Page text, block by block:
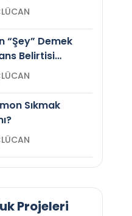
“Şey” Demek
Belirtisi
Sıkmak
Projeleri